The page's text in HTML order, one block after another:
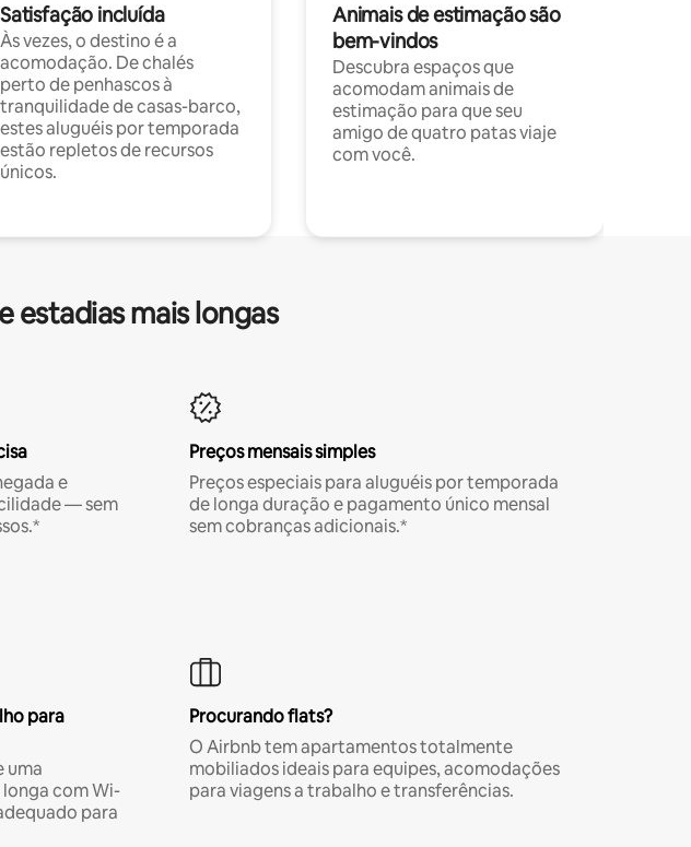
Satisfação incluída
Às vezes, o destino é a
acomodação. De chalés
perto de penhascos à
tranquilidade de casas-barco,
estes aluguéis por temporada
estão repletos de recursos
únicos.
Animais de estimação são
bem-vindos
Descubra espaços que
acomodam animais de
estimação para que seu
amigo de quatro patas viaje
com você.
estadias mais longas
e
— sem
Preços mensais simples
Preços especiais para aluguéis por temporada
de longa duração e pagamento único mensal
sem cobranças adicionais.*
para
uma
com Wi-
para
Procurando flats?
O Airbnb tem apartamentos totalmente
mobiliados ideais para equipes, acomodações
para viagens a trabalho e transferências.